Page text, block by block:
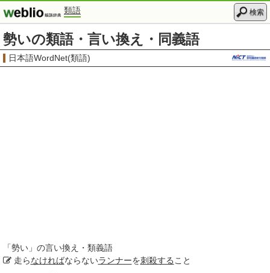
類語 検索
勢いの類語・言い換え・同義語
日本語WordNet(類語)
「勢い 」の言い換え・類義語
走らなければならないランナーを刺殺する こと